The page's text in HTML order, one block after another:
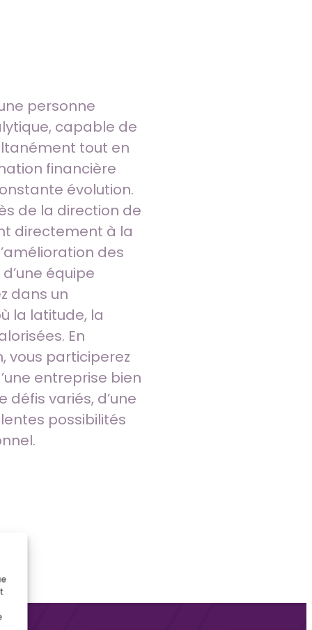
personne
capable de
tout en
financière
évolution.
de la direction de
directement à la
des
équipe
dans un
la latitude, la
En
vous participerez
entreprise bien
variés, d’une
possibilités